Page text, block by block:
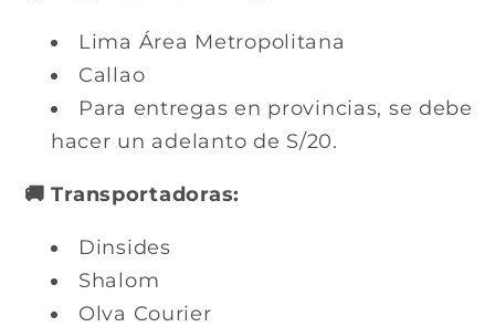
Lima Área Metropolitana
Callao
Para entregas en provincias, se debe
hacer un adelanto de S/20.
🚚 Transportadoras:
Dinsides
Shalom
Olva Courier